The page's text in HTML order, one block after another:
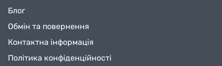
Блог
Обмін та повернення
Контактна інформація
Політика конфіденційності